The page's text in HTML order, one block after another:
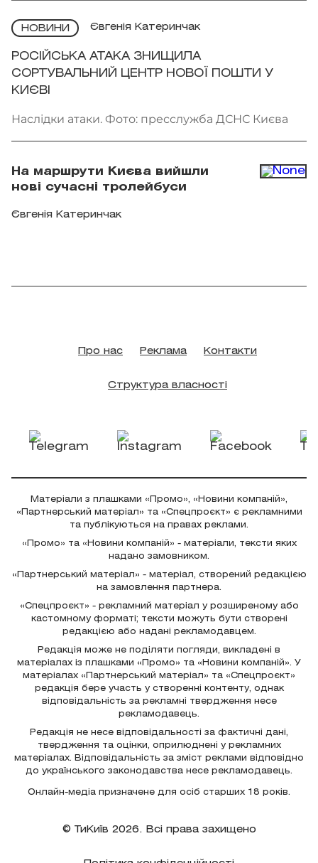
НОВИНИ Євгенія Катеринчак
РОСІЙСЬКА АТАКА ЗНИЩИЛА
СОРТУВАЛЬНИЙ ЦЕНТР НОВОЇ ПОШТИ У
КИЄВІ
Наслідки атаки. Фото: пресслужба ДСНС Києва
На маршрути Києва вийшли
нові сучасні тролейбуси
Євгенія Катеринчак
Про нас Реклама Контакти
Структура власності
Матеріали з плашками «Промо», «Новини компаній»,
«Партнерський матеріал» та «Спецпроєкт» є рекламними
та публікуються на правах реклами.
«Промо» та «Новини компаній» - матеріали, тексти яких
надано замовником.
«Партнерський матеріал» - матеріал, створений редакцією
на замовлення партнера.
«Спецпроєкт» - рекламний матеріал у розширеному або
кастомному форматі; тексти можуть бути створені
редакцією або надані рекламодавцем.
Редакція може не поділяти погляди, викладені в
матеріалах із плашками «Промо» та «Новини компаній». У
матеріалах «Партнерський матеріал» та «Спецпроєкт»
редакція бере участь у створенні контенту, однак
відповідальність за рекламні твердження несе
рекламодавець.
Редакція не несе відповідальності за фактичні дані,
твердження та оцінки, оприлюднені у рекламних
матеріалах. Відповідальність за зміст реклами відповідно
до українського законодавства несе рекламодавець.
Онлайн-медіа призначене для осіб старших 18 років.
© ТиКиїв 2026. Всі права захищено